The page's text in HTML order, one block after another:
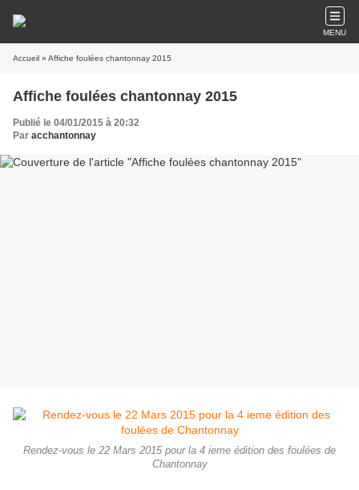
MENU
Accueil » Affiche foulées chantonnay 2015
Affiche foulées chantonnay 2015
Publié le 04/01/2015 à 20:32
Par acchantonnay
Rendez-vous le 22 Mars 2015 pour la 4 ieme édition des foulées de
Chantonnay